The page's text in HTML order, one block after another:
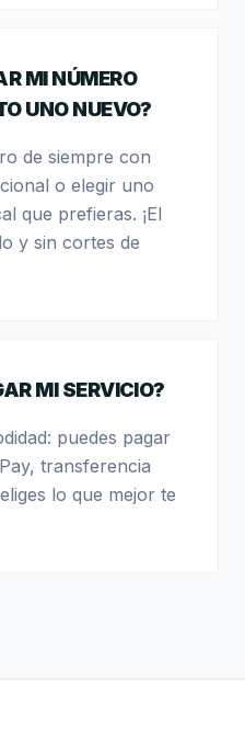
MI NÚMERO
UNO NUEVO?
de siempre con
o elegir uno
que prefieras. ¡El
y sin cortes de
MI SERVICIO?
puedes pagar
transferencia
lo que mejor te